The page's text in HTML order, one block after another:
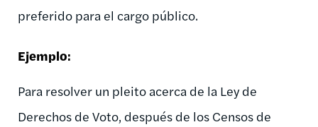
preferido para el cargo público.
Ejemplo:
Para resolver un pleito acerca de la Ley de
Derechos de Voto, después de los Censos de